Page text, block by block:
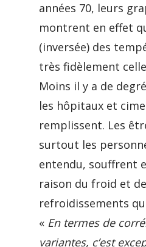
années 70, leurs
montrent en effet
(inversée) des
très fidèlement
Moins il y a de
les hôpitaux et
remplissent. Les
surtout les
entendu, souffrent
raison du froid et
refroidissements
« En termes de
variantes, c’est